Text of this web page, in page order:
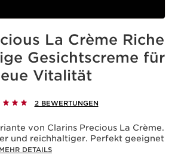
La Crème Riche
Gesichtscreme für
Vitalität
2 BEWERTUNGEN
von Clarins Precious La Crème.
und reichhaltiger. Perfekt geeignet
MEHR DETAILS